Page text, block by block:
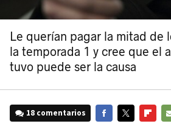
Le querían pagar la mitad de
la temporada 1 y cree que el
tuvo puede ser la causa
18 comentarios